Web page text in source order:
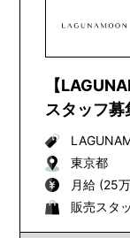
【
スタッフ
東京都
月給 (25
販売スタ